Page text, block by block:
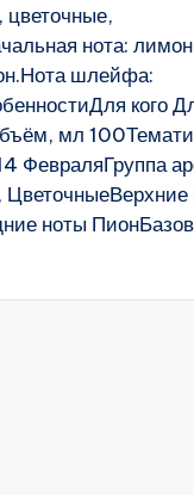
нота:
шлейфа:
кого
мл
ФевраляГруппа
ЦветочныеВерхние
ноты